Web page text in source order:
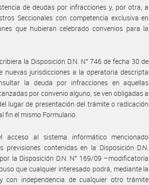
de deudas por infracciones y, por otra, a
Seccionales con competencia exclusiva en
que hubieran celebrado convenios para la
la Disposición D.N. N° 746 de fecha 30 de
nuevas jurisdicciones a la operatoria descripta
la deuda por infracciones en aquellas
por convenio alguno, se ven obligadas a
lugar de presentación del trámite o radicación
fin el mismo Formulario.
al sistema informático mencionado
previsiones contenidas en la Disposición D.N.
la Disposición D.N. N° 169/09 –modificatoria
que cualquier interesado podrá, mediante la
con independencia de cualquier otro trámite